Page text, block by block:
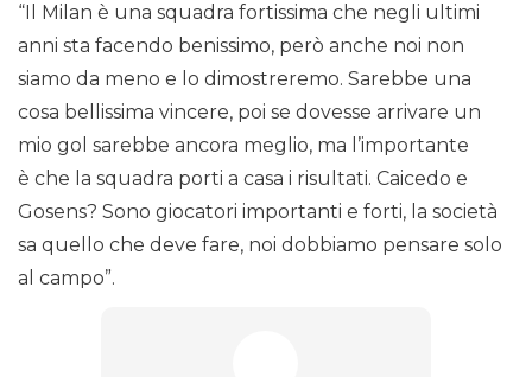
“Il Milan è una squadra fortissima che negli ultimi
anni sta facendo benissimo, però anche noi non
siamo da meno e lo dimostreremo. Sarebbe una
cosa bellissima vincere, poi se dovesse arrivare un
mio gol sarebbe ancora meglio, ma l’importante
è che la squadra porti a casa i risultati. Caicedo e
Gosens? Sono giocatori importanti e forti, la società
sa quello che deve fare, noi dobbiamo pensare solo
al campo”.